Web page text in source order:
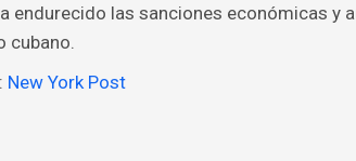
endurecido las sanciones económicas y
cubano.
New York Post